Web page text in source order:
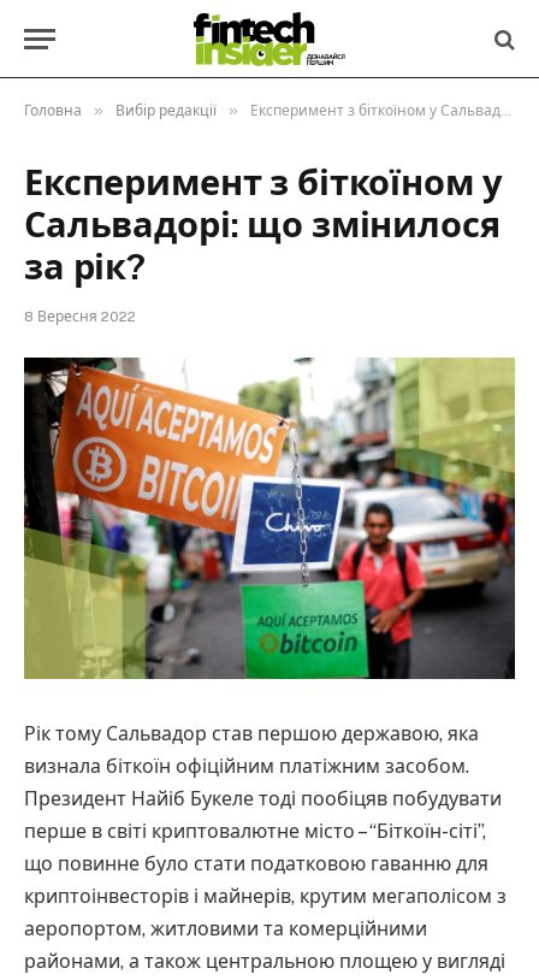
Головна » Вибір редакції » Експеримент з біткоїном у Сальвадорі: що змінилося за рік?
Експеримент з біткоїном у
Сальвадорі: що змінилося
за рік?
8 Вересня 2022
Рік тому Сальвадор став першою державою, яка
визнала біткоїн офіційним платіжним засобом.
Президент Найіб Букеле тоді пообіцяв побудувати
перше в світі криптовалютне місто – “Біткоїн-сіті”,
що повинне було стати податковою гаванню для
криптоінвесторів і майнерів, крутим мегаполісом з
аеропортом, житловими та комерційними
районами, а також центральною площею у вигляді